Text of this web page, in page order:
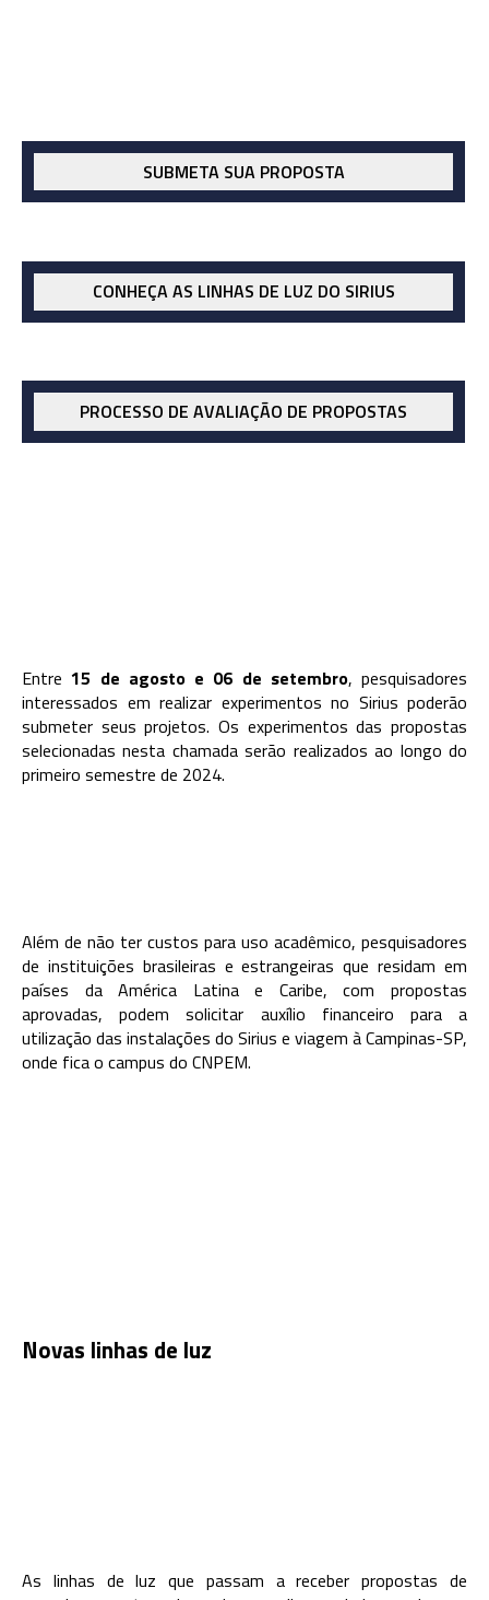
SUBMETA SUA PROPOSTA
CONHEÇA AS LINHAS DE LUZ DO SIRIUS
PROCESSO DE AVALIAÇÃO DE PROPOSTAS
Entre15 de agosto e 06 de setembro, pesquisadores
interessados em realizar experimentos no Sirius poderão
submeter seus projetos. Os experimentos das propostas
selecionadas nesta chamada serão realizados ao longo do
primeiro semestre de 2024.
Além de não ter custos para uso acadêmico, pesquisadores
de instituições brasileiras e estrangeiras que residam em
países da América Latina e Caribe, com propostas
aprovadas, podem solicitar auxílio financeiro para a
utilização das instalações do Sirius e viagem à Campinas-SP,
onde fica o campus do CNPEM.
Novas linhas de luz
As linhas de luz que passam a receber propostas de